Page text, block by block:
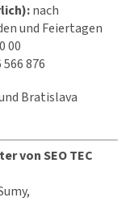
nach
und Feiertagen
00
566 876
Bratislava
von SEO TEC